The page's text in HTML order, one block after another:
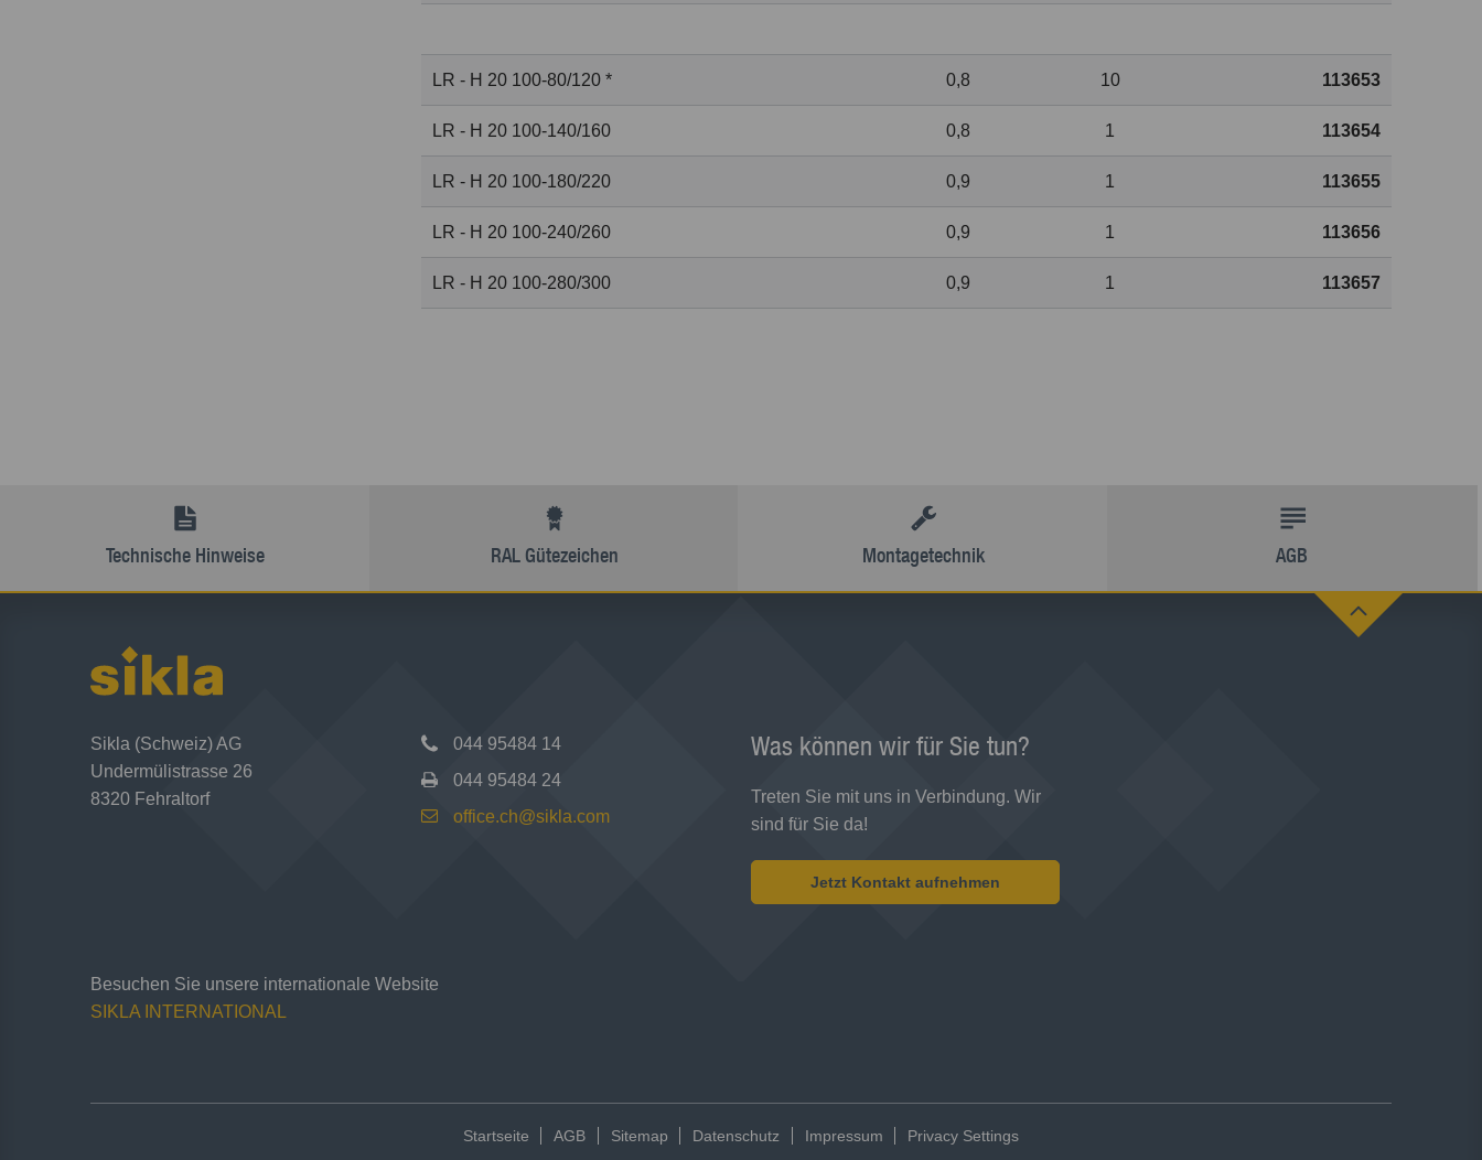
LR - H 20 100-80/120 * 0,8 10 113653
LR - H 20 100-140/160 0,8 1 113654
LR - H 20 100-180/220 0,9 1 113655
LR - H 20 100-240/260 0,9 1 113656
LR - H 20 100-280/300 0,9 1 113657
Technische Hinweise RAL Gütezeichen Montagetechnik AGB
Sikla (Schweiz) AG
Undermülistrasse 26
8320 Fehraltorf
044 95484 14
044 95484 24
office.ch@sikla.com
Was können wir für Sie tun?
Treten Sie mit uns in Verbindung. Wir
sind für Sie da!
Jetzt Kontakt aufnehmen
Besuchen Sie unsere internationale Website
SIKLA INTERNATIONAL
Startseite AGB Sitemap Datenschutz Impressum Privacy Settings